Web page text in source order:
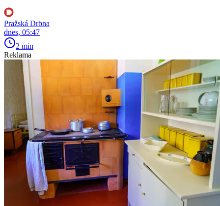
Pražská Drbna
dnes, 05:47
2 min
Reklama